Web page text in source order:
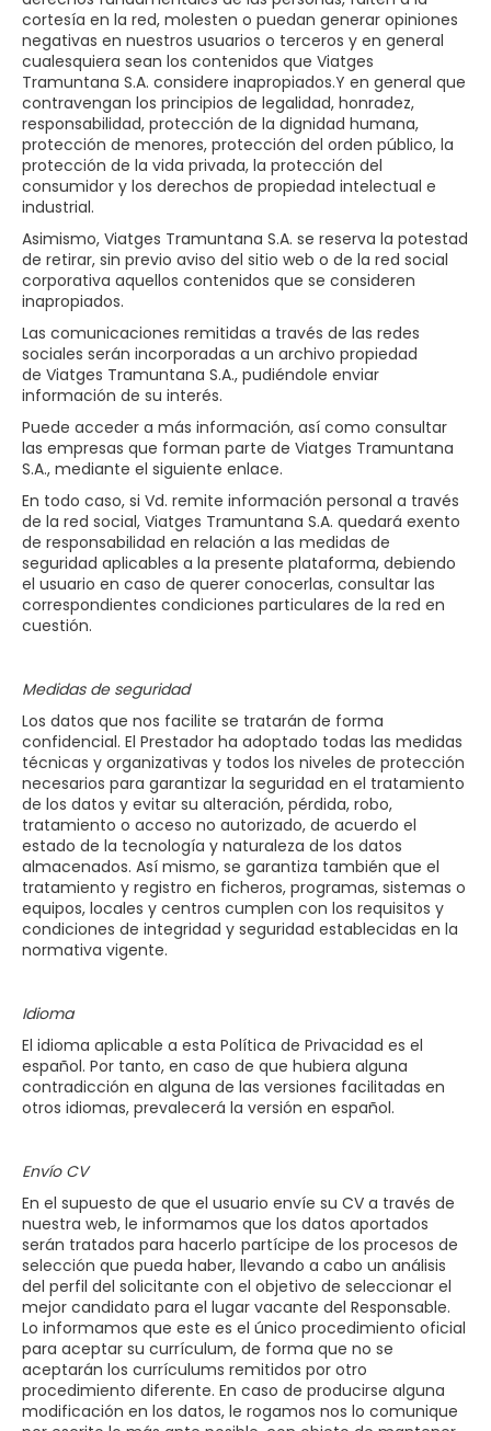
cortesía en la red, molesten o puedan generar opiniones
negativas en nuestros usuarios o terceros y en general
cualesquiera sean los contenidos que Viatges
Tramuntana S.A. considere inapropiados.Y en general que
contravengan los principios de legalidad, honradez,
responsabilidad, protección de la dignidad humana,
protección de menores, protección del orden público, la
protección de la vida privada, la protección del
consumidor y los derechos de propiedad intelectual e
industrial.
Asimismo, Viatges Tramuntana S.A. se reserva la potestad
de retirar, sin previo aviso del sitio web o de la red social
corporativa aquellos contenidos que se consideren
inapropiados.
Las comunicaciones remitidas a través de las redes
sociales serán incorporadas a un archivo propiedad
de Viatges Tramuntana S.A., pudiéndole enviar
información de su interés.
Puede acceder a más información, así como consultar
las empresas que forman parte de Viatges Tramuntana
S.A., mediante el siguiente enlace.
En todo caso, si Vd. remite información personal a través
de la red social, Viatges Tramuntana S.A. quedará exento
de responsabilidad en relación a las medidas de
seguridad aplicables a la presente plataforma, debiendo
el usuario en caso de querer conocerlas, consultar las
correspondientes condiciones particulares de la red en
cuestión.
Medidas de seguridad
Los datos que nos facilite se tratarán de forma
confidencial. El Prestador ha adoptado todas las medidas
técnicas y organizativas y todos los niveles de protección
necesarios para garantizar la seguridad en el tratamiento
de los datos y evitar su alteración, pérdida, robo,
tratamiento o acceso no autorizado, de acuerdo el
estado de la tecnología y naturaleza de los datos
almacenados. Así mismo, se garantiza también que el
tratamiento y registro en ficheros, programas, sistemas o
equipos, locales y centros cumplen con los requisitos y
condiciones de integridad y seguridad establecidas en la
normativa vigente.
Idioma
El idioma aplicable a esta Política de Privacidad es el
español. Por tanto, en caso de que hubiera alguna
contradicción en alguna de las versiones facilitadas en
otros idiomas, prevalecerá la versión en español.
Envío CV
En el supuesto de que el usuario envíe su CV a través de
nuestra web, le informamos que los datos aportados
serán tratados para hacerlo partícipe de los procesos de
selección que pueda haber, llevando a cabo un análisis
del perfil del solicitante con el objetivo de seleccionar el
mejor candidato para el lugar vacante del Responsable.
Lo informamos que este es el único procedimiento oficial
para aceptar su currículum, de forma que no se
aceptarán los currículums remitidos por otro
procedimiento diferente. En caso de producirse alguna
modificación en los datos, le rogamos nos lo comunique